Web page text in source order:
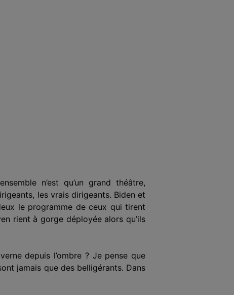
n’est qu’un grand théâtre,
les vrais dirigeants. Biden et
le programme de ceux qui tirent
rient à gorge déployée alors qu’ils
depuis l’ombre ? Je pense que
jamais que des belligérants. Dans